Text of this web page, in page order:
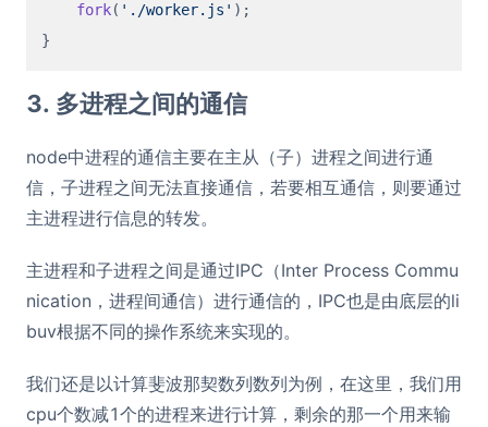
fork( './worker.js' );
3. 多进程之间的通信
node中进程的通信主要在主从（子）进程之间进行通
信，子进程之间无法直接通信，若要相互通信，则要通过
主进程进行信息的转发。
主进程和子进程之间是通过IPC（Inter Process Commu
nication，进程间通信）进行通信的，IPC也是由底层的li
buv根据不同的操作系统来实现的。
我们还是以计算斐波那契数列数列为例，在这里，我们用
cpu个数减1个的进程来进行计算，剩余的那一个用来输